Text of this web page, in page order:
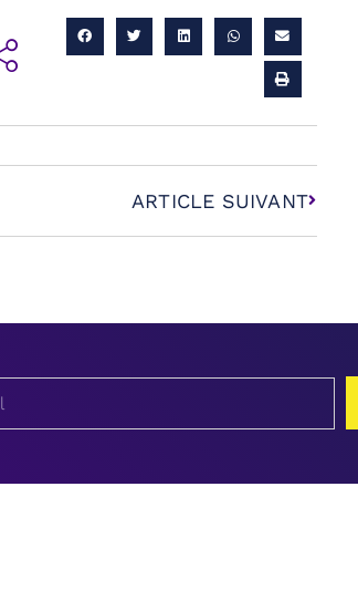
ARTICLE SUIVANT